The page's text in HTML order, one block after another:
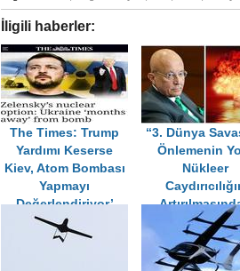
İligili haberler:
The Times: Trump
Yardımı Keserse
Kiev, Atom Bombası
Yapmayı
Değerlendiriyor’
“3. Dünya
Önlemenin
Nükleer
Geçiyor”